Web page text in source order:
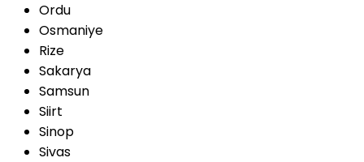
Ordu
Osmaniye
Rize
Sakarya
Samsun
Siirt
Sinop
Sivas